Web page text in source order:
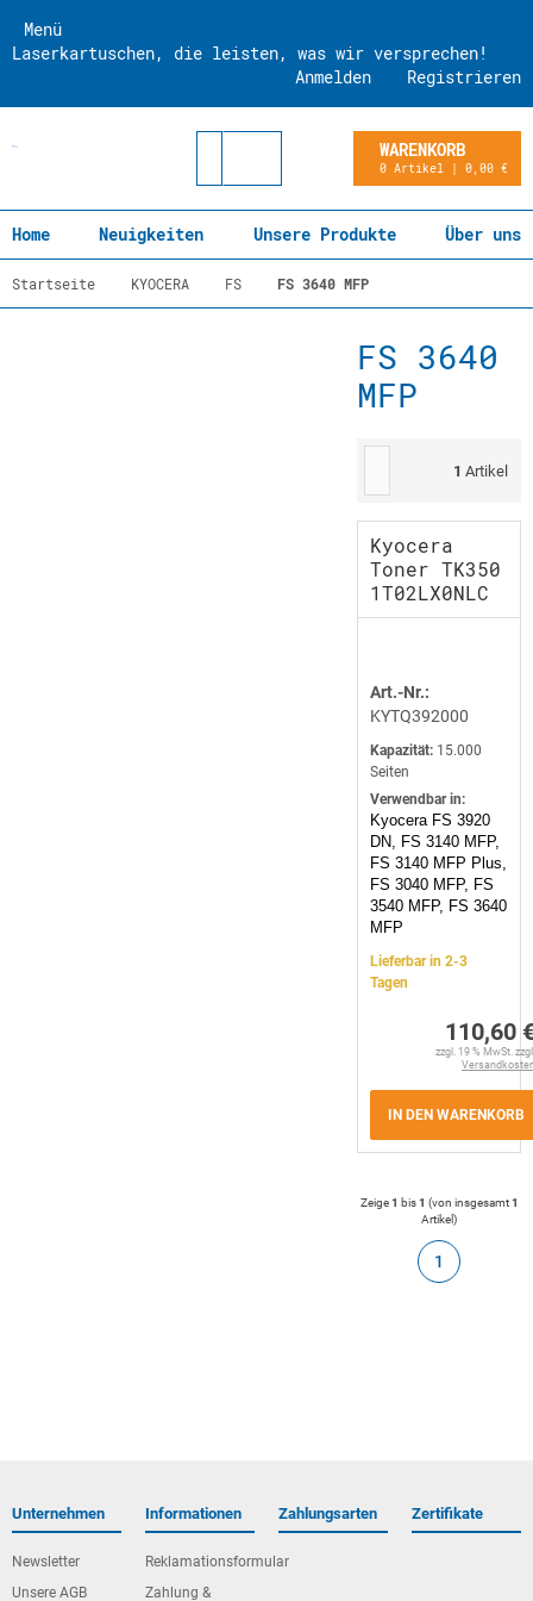
Menü
Laserkartuschen, die leisten, was wir versprechen!
Registrieren
Anmelden
WARENKORB
0 Artikel | 0,00 €
Home Neuigkeiten Unsere Produkte Über uns
Startseite KYOCERA FS FS 3640 MFP
FS 3640
MFP
1 Artikel
Kyocera
Toner TK350
1T02LX0NLC
Art.-Nr.:
KYTQ392000
Kapazität: 15.000
Seiten
Verwendbar in:
Kyocera FS 3920
DN, FS 3140 MFP,
FS 3140 MFP Plus,
FS 3040 MFP, FS
3540 MFP, FS 3640
MFP
Lieferbar in 2-3
Tagen
110,60
zzgl. 19 % MwSt.
IN DEN WARENKORB
Zeige1 bis1 (von insgesamt1
Artikel)
1
Unternehmen
Newsletter
Unsere AGB
Informationen
Reklamationsformular
Zahlung &
Zahlungsarten Zertifikate